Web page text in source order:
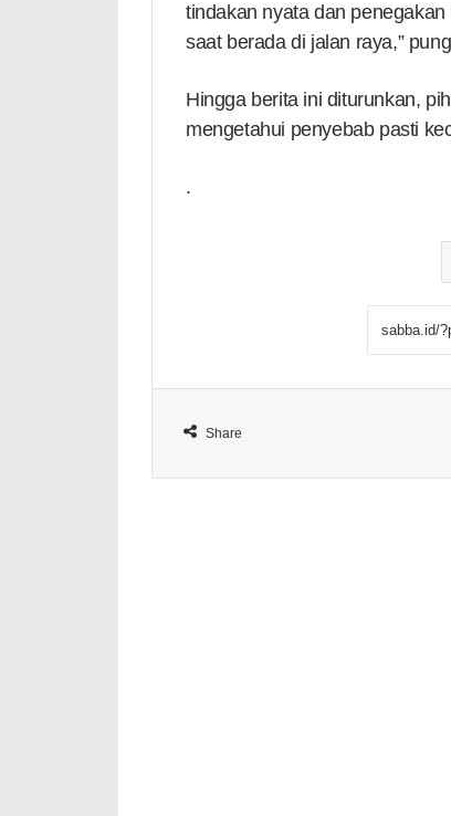
tindakan nyata dan
saat berada di jalan raya,”
Hingga berita ini diturunkan,
mengetahui penyebab pasti
.
Share